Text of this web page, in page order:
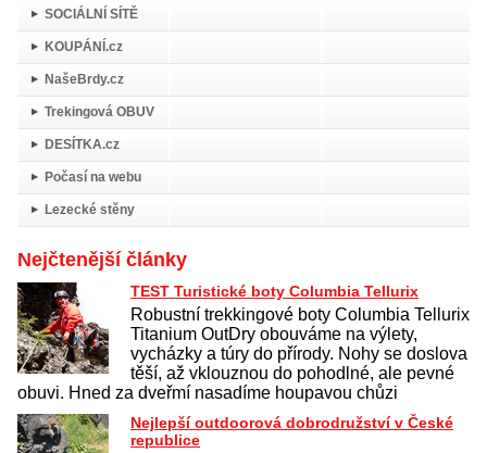
SOCIÁLNÍ SÍTĚ
KOUPÁNÍ.cz
NašeBrdy.cz
Trekingová OBUV
DESÍTKA.cz
Počasí na webu
Lezecké stěny
Nejčtenější články
TEST Turistické boty Columbia Tellurix
Robustní trekkingové boty Columbia Tellurix
Titanium OutDry obouváme na výlety,
vycházky a túry do přírody. Nohy se doslova
těší, až vklouznou do pohodlné, ale pevné
obuvi. Hned za dveřmí nasadíme houpavou chůzi
Nejlepší outdoorová dobrodružství v České
republice